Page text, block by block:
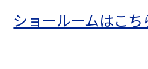
ショールームはこち